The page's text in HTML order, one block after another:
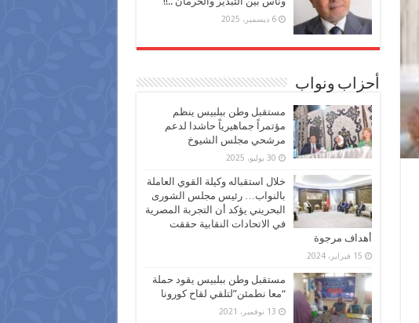
6 ديسمبر، 2025
أحزاب ونواب
مستقبل وطن ببلبيس ينظم
مؤتمراً جماهيرياً حاشدا لدعم
مرشحي مجلس الشيوخ
30 يوليو، 2025
خلال استقباله وكيلة القوي العاملة
بالنواب… رئيس مجلس الشورى
البحريني يؤكد أن التجربة المصرية
في الاتحادات النقابية حققت
أهداف مرجوة
15 فبراير، 2024
مستقبل وطن ببلبيس يقود حملة
“معا نطمئن”لتلقي لقاح كورونا
13 نوفمبر، 2021